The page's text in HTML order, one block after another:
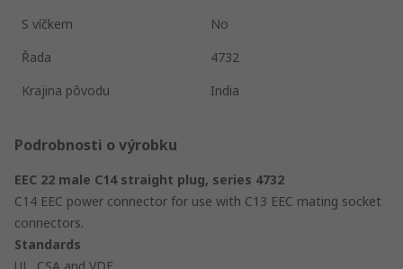
S víčkem
No
Řada
4732
Krajina pôvodu
India
Podrobnosti o výrobku
EEC 22 male C14 straight plug, series 4732
C14 EEC power connector for use with C13 EEC mating socket
connectors.
Standards
UL, CSA and VDE.